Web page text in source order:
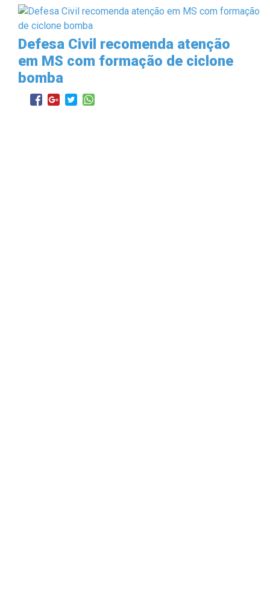
Defesa Civil recomenda atenção
em MS com formação de ciclone
bomba